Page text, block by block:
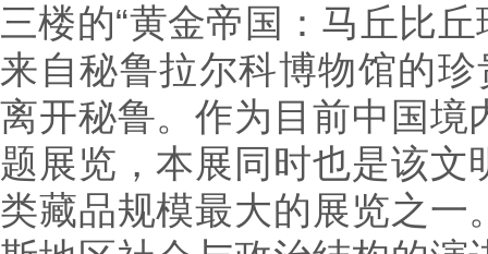
三楼的“黄金帝国：马丘比
来自秘鲁拉尔科博物馆的
离开秘鲁。作为目前中国境
题展览，本展同时也是该
类藏品规模最大的展览之